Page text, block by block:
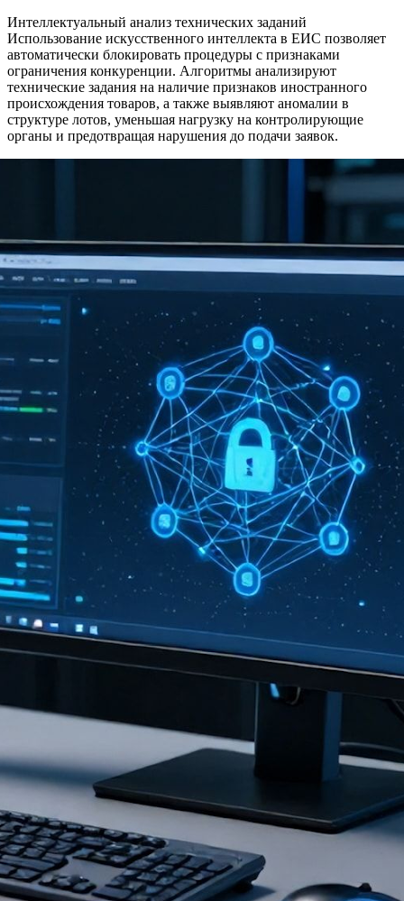
Интеллектуальный анализ технических заданий
Использование искусственного интеллекта в ЕИС позволяет
автоматически блокировать процедуры с признаками
ограничения конкуренции. Алгоритмы анализируют
технические задания на наличие признаков иностранного
происхождения товаров, а также выявляют аномалии в
структуре лотов, уменьшая нагрузку на контролирующие
органы и предотвращая нарушения до подачи заявок.